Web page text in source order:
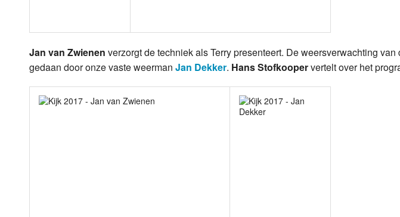
Jan van Zwienen verzorgt de techniek als Terry presenteert. De weersverwachting
gedaan door onze vaste weerman Jan Dekker. Hans Stofkoopervertelt over het